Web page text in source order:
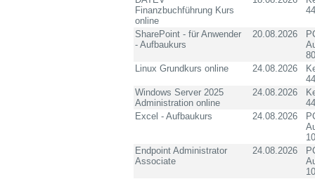
Finanzbuchführung Kurs
online
SharePoint - für Anwender
- Aufbaukurs
20.08.2026
Linux Grundkurs online
24.08.2026
Windows Server 2025
Administration online
24.08.2026
Excel - Aufbaukurs
24.08.2026
Endpoint Administrator
Associate
24.08.2026